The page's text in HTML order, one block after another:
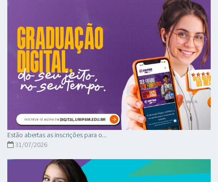
Estão abertas as inscrições para o...
31/07/2026